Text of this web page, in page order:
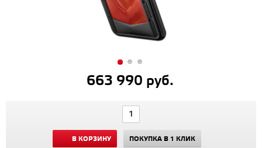
663 990 руб.
В КОРЗИНУ ПОКУПКА В 1 КЛИК